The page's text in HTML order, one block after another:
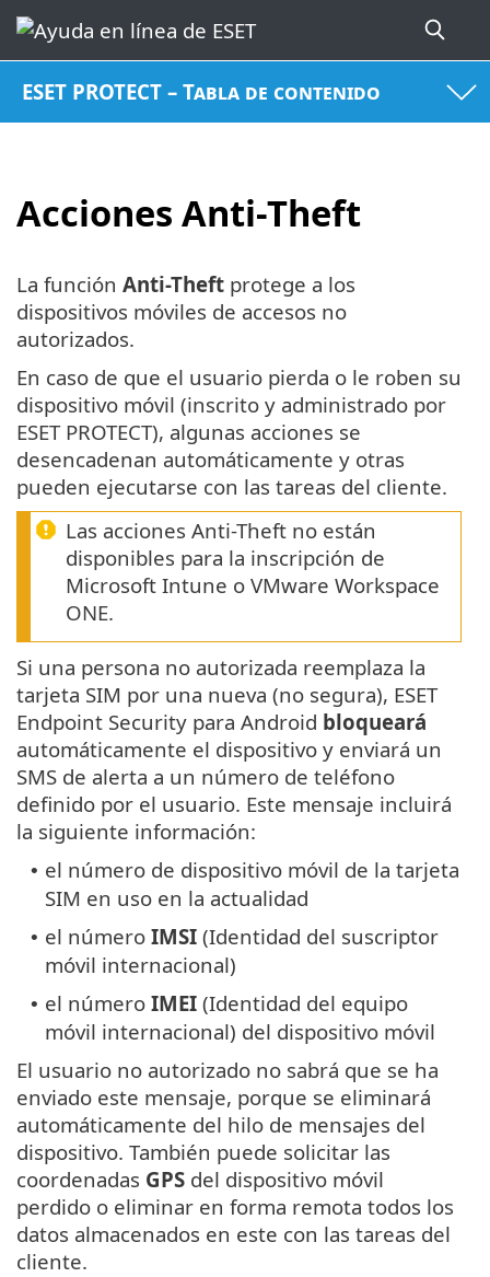
ESET PROTECT – Tabla de contenido
Acciones Anti-Theft
La función Anti-Theft protege a los
dispositivos móviles de accesos no
autorizados.
En caso de que el usuario pierda o le roben su
dispositivo móvil (inscrito y administrado por
ESET PROTECT), algunas acciones se
desencadenan automáticamente y otras
pueden ejecutarse con las tareas del cliente.
Las acciones Anti-Theft no están
disponibles para la inscripción de
Microsoft Intune o VMware Workspace
ONE.
Si una persona no autorizada reemplaza la
tarjeta SIM por una nueva (no segura), ESET
Endpoint Security para Android bloqueará
automáticamente el dispositivo y enviará un
SMS de alerta a un número de teléfono
definido por el usuario. Este mensaje incluirá
la siguiente información:
• el número de dispositivo móvil de la tarjeta
SIM en uso en la actualidad
• el número IMSI (Identidad del suscriptor
móvil internacional)
• el número IMEI (Identidad del equipo
móvil internacional) del dispositivo móvil
El usuario no autorizado no sabrá que se ha
enviado este mensaje, porque se eliminará
automáticamente del hilo de mensajes del
dispositivo. También puede solicitar las
coordenadas GPS del dispositivo móvil
perdido o eliminar en forma remota todos los
datos almacenados en este con las tareas del
cliente.